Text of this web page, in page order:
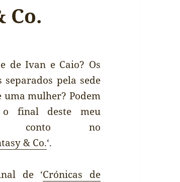
Co.
de Ivan e Caio? Os
pela sede
uma mulher? Podem
final deste meu
conto no
& Co.‘.
de ‘Crónicas de